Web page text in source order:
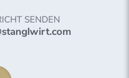
SENDEN